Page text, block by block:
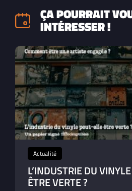
ÇA POURRAIT
INTÉRESSER !
Actualité
L’INDUSTRIE DU
ÊTRE VERTE ?